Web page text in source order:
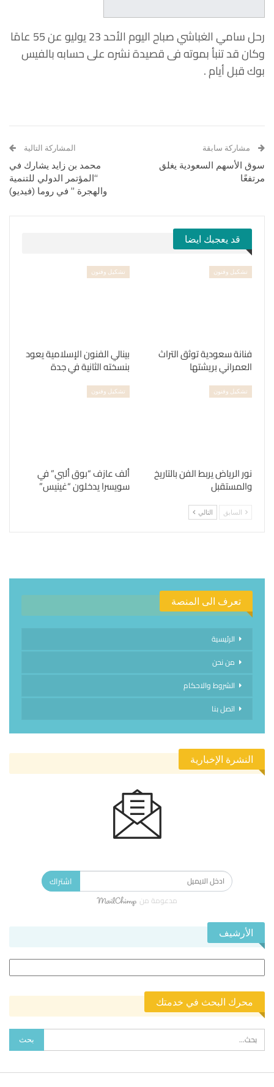
رحل سامي الغباشي صباح اليوم الأحد 23 يوليو عن 55 عامًا
وكان قد تنبأ بموته فى قصيدة نشره على حسابه بالفيس
بوك قبل أيام .
مشاركة سابقة
سوق الأسهم السعودية يغلق
مرتفعًا
المشاركة التالية
محمد بن زايد يشارك في
“المؤتمر الدولي للتنمية
والهجرة ” في روما (فيديو)
قد يعجبك ايضا
تشكيل وفنون
فنانة سعودية توثق التراث
العمراني بريشتها
تشكيل وفنون
بينالي الفنون الإسلامية يعود
بنسخته الثانية في جدة
تشكيل وفنون
نور الرياض يربط الفن بالتاريخ
والمستقبل
تشكيل وفنون
ألف عازف “بوق ألبي” في
سويسرا يدخلون “غينيس”
السابق التالي
تعرف الى المنصة
الرئيسية
من نحن
الشروط والاحكام
اتصل بنا
النشرة الإخبارية
اشتراك
مدعومة من
الأرشيف
محرك البحث في خدمتك